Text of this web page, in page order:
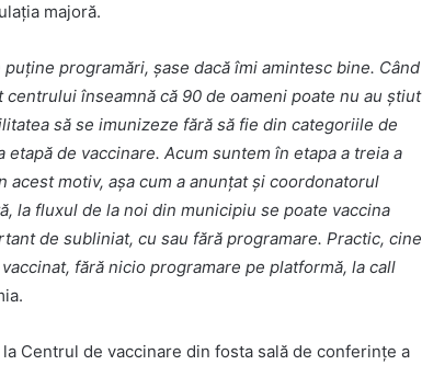
majoră.
programări, şase dacă îmi amintesc bine. Când
înseamnă că 90 de oameni poate nu au ştiut
să se imunizeze fără să fie din categoriile de
de vaccinare. Acum suntem în etapa a treia a
acest motiv, aşa cum a anunţat şi coordonatorul
la fluxul de la noi din municipiu se poate vaccina
de subliniat, cu sau fără programare. Practic, cine
fără nicio programare pe platformă, la call
Centrul de vaccinare din fosta sală de conferinţe a